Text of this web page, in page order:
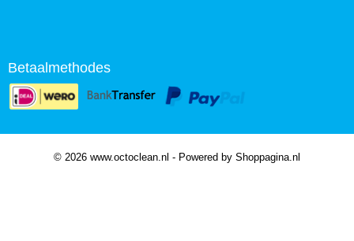
Betaalmethodes
© 2026 www.octoclean.nl - Powered by Shoppagina.nl